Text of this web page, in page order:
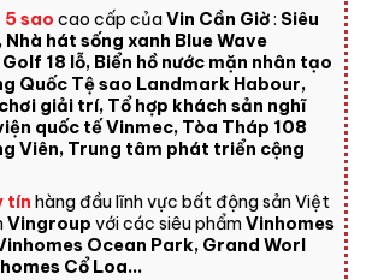
5 sao cao cấp củaVin Cần Giờ: Siêu
Nhà hát sống xanh Blue Wave
18 lỗ, Biển hồ nước mặn nhân tạo
Quốc Tệ sao Landmark Habour,
giải trí, Tổ hợp khách sản nghĩ
quốc tế Vinmec, Tòa Tháp 108
Viên, Trung tâm phát triển cộng
tín hàng đầu lĩnh vực bất động sản Việt
Vingroup với các siêu phẩmVinhomes
Ocean Park, Grand Worl
Cổ Loa...